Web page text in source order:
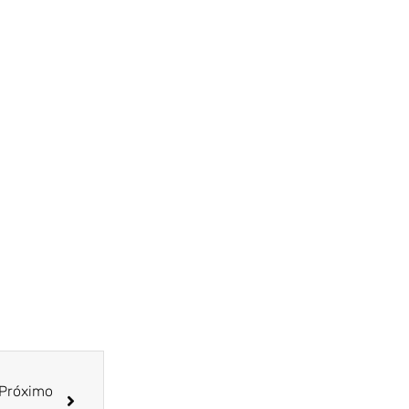
Próximo